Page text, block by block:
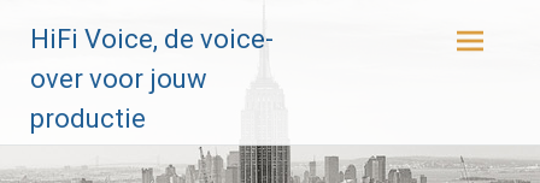
naarHiFi Voice, de voice-
over voor jouw
productie